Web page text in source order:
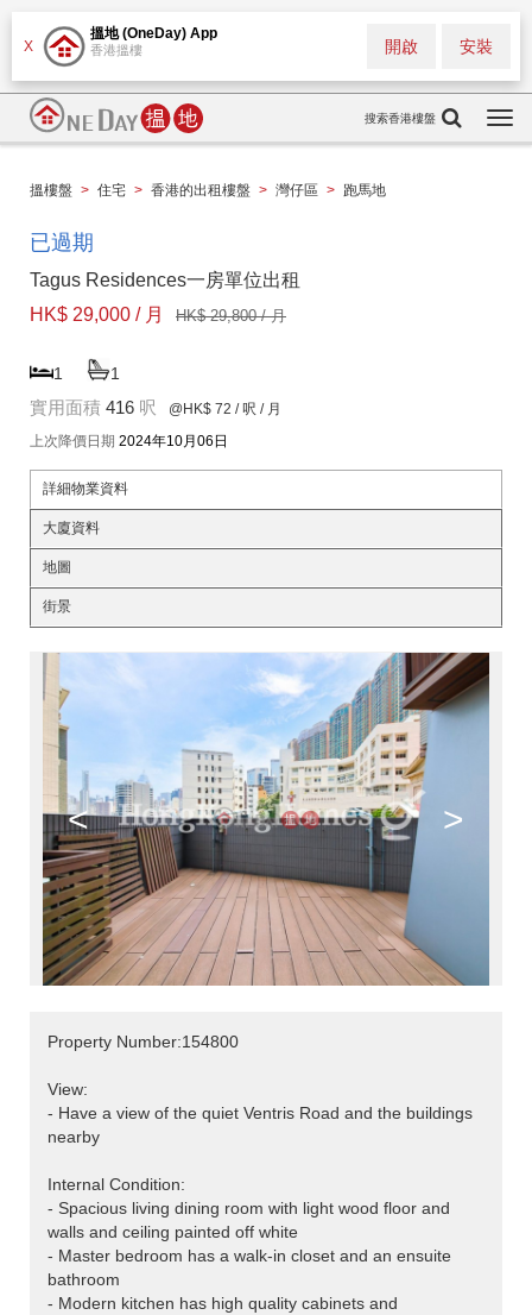
X
搵地 (OneDay) App
香港搵樓 安裝
開啟
搜索香港樓盤
搵樓盤 > 住宅 > 香港的出租樓盤 > 灣仔區 > 跑馬地
已過期
Tagus Residences一房單位出租
HK$ 29,000 / 月
HK$ 29,800 / 月
1 1
實用面積 416 呎 @HK$ 72 / 呎 / 月
上次降價日期 2024年10月06日
詳細物業資料
大廈資料
地圖
街景
< >
Property Number:154800
View:
- Have a view of the quiet Ventris Road and the buildings
nearby
Internal Condition:
- Spacious living dining room with light wood floor and
walls and ceiling painted off white
- Master bedroom has a walk-in closet and an ensuite
bathroom
- Modern kitchen has high quality cabinets and